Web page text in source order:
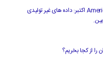
سرمایه گذاری Americas FX News 3 اکتبر: داده های غیر تولیدی